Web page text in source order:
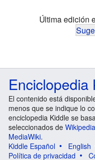
Última edición
Enciclopedia
El contenido está
menos que se indique lo
enciclopedia Kiddle se
seleccionados de Wikipedia
MediaWiki.
Kiddle Español
English
Política de privacidad